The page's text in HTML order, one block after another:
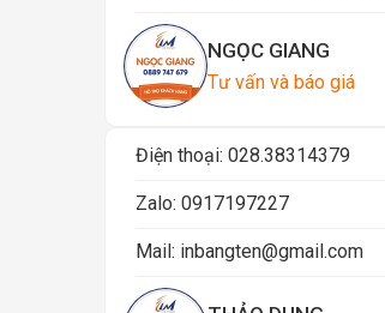
NGỌC GIANG
Tư vấn và báo giá
Điện thoại: 028.38314379
Zalo: 0917197227
Mail: inbangten@gmail.com